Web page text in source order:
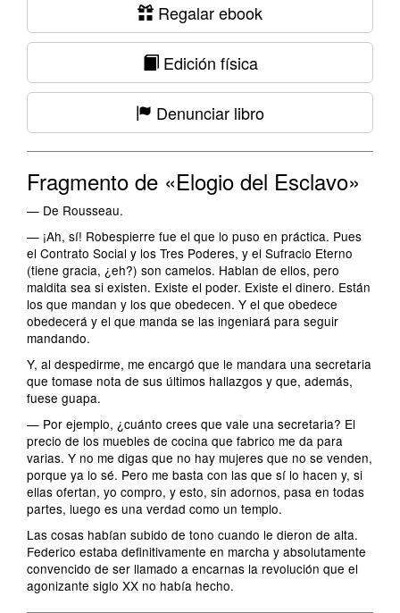
Regalar ebook
Edición física
Denunciar libro
Fragmento de «Elogio del Esclavo»
— De Rousseau.
— ¡Ah, sí! Robespierre fue el que lo puso en práctica. Pues
el Contrato Social y los Tres Poderes, y el Sufracio Eterno
(tiene gracia, ¿eh?) son camelos. Hablan de ellos, pero
maldita sea si existen. Existe el poder. Existe el dinero. Están
los que mandan y los que obedecen. Y el que obedece
obedecerá y el que manda se las ingeniará para seguir
mandando.
Y, al despedirme, me encargó que le mandara una secretaria
que tomase nota de sus últimos hallazgos y que, además,
fuese guapa.
— Por ejemplo, ¿cuánto crees que vale una secretaria? El
precio de los muebles de cocina que fabrico me da para
varias. Y no me digas que no hay mujeres que no se venden,
porque ya lo sé. Pero me basta con las que sí lo hacen y, si
ellas ofertan, yo compro, y esto, sin adornos, pasa en todas
partes, luego es una verdad como un templo.
Las cosas habían subido de tono cuando le dieron de alta.
Federico estaba definitivamente en marcha y absolutamente
convencido de ser llamado a encarnas la revolución que el
agonizante siglo XX no había hecho.